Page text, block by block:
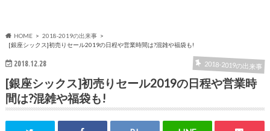
HOME
2018-2019の出来事
[銀座シックス]初売りセール2019の日程や営業時間は?混雑や福袋も!
2018.12.28 2018-2019の出来事
[銀座シックス]初売りセール2019の日程や営業時
間は?混雑や福袋も!